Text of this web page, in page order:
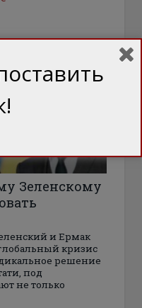
Зеленскому
и Ермак
кризис
решение
под
не только